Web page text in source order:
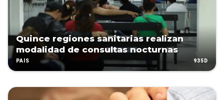
Quince regiones sanitarias realizan
modalidad de consultas nocturnas
PAÍS 935D